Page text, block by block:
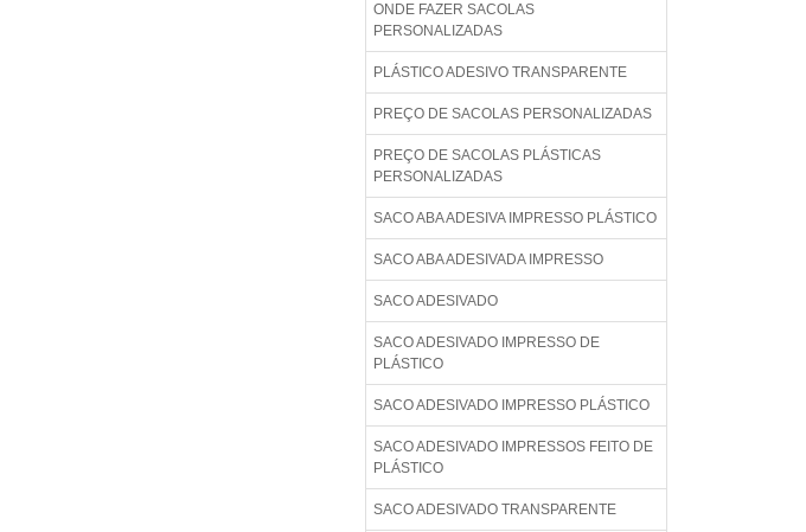
ONDE FAZER SACOLAS
PERSONALIZADAS
PLÁSTICO ADESIVO TRANSPARENTE
PREÇO DE SACOLAS PERSONALIZADAS
PREÇO DE SACOLAS PLÁSTICAS
PERSONALIZADAS
SACO ABA ADESIVA IMPRESSO PLÁSTICO
SACO ABA ADESIVADA IMPRESSO
SACO ADESIVADO
SACO ADESIVADO IMPRESSO DE
PLÁSTICO
SACO ADESIVADO IMPRESSO PLÁSTICO
SACO ADESIVADO IMPRESSOS FEITO DE
PLÁSTICO
SACO ADESIVADO TRANSPARENTE